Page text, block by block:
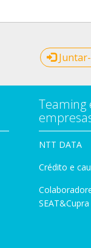
Teaming
NTT DATA
Crédito e
SEAT&Cupra